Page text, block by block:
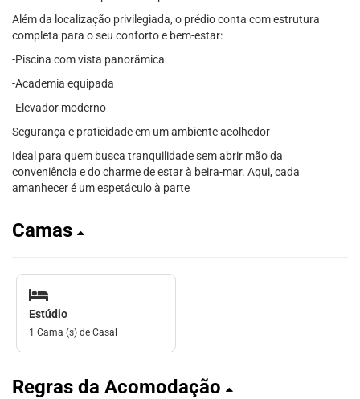
Além da localização privilegiada, o prédio conta com estrutura
completa para o seu conforto e bem-estar:
-Piscina com vista panorâmica
-Academia equipada
-Elevador moderno
Segurança e praticidade em um ambiente acolhedor
Ideal para quem busca tranquilidade sem abrir mão da
conveniência e do charme de estar à beira-mar. Aqui, cada
amanhecer é um espetáculo à parte
Camas
Estúdio
1 Cama (s) de Casal
Regras da Acomodação